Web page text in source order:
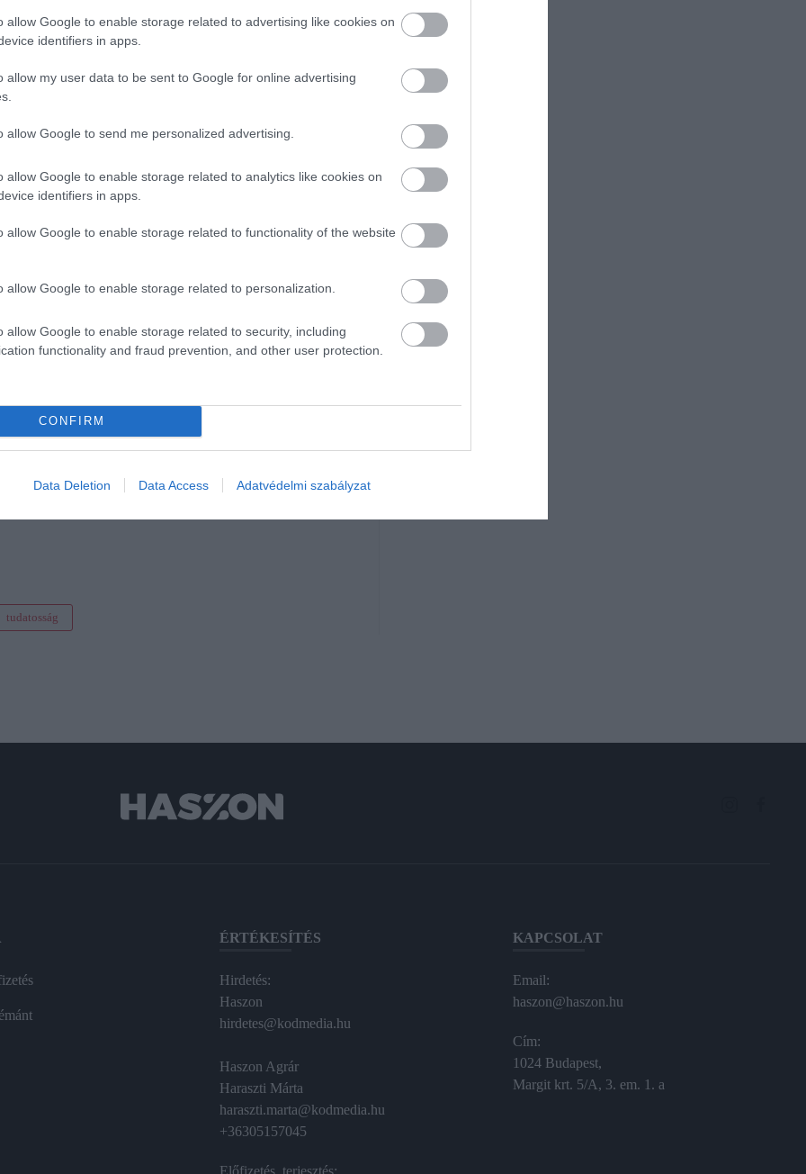
allow Google to enable storage related to advertising like cookies on
identifiers in apps.
allow my user data to be sent to Google for online advertising
allow Google to send me personalized advertising.
allow Google to enable storage related to analytics like cookies on
identifiers in apps.
allow Google to enable storage related to functionality of the website
allow Google to enable storage related to personalization.
allow Google to enable storage related to security, including
functionality and fraud prevention, and other user protection.
CONFIRM
Data Deletion Data Access Adatvédelmi szabályzat
és az árfolyam-ingadozás is nehezíti a tervezést – az
már hónapokkal korábban ismertek legyenek.
utazástervezés pénzügyileg is megtérül. Az előfoglalási
árgaranciával, ami kizárja az utólagos drágulást.
utazások előtt kezdődnek, így a befizetett előleg után a
A korábban oly népszerű last minute ajánlatok ezzel
kedvezmények sem garantáltak. Az előfoglalás tehát ma
a pénzügyi tervezés szempontjait is figyelembe veszi.
át kérik előlegként, ugyanakkor számolnak azzal, hogy
módosítási lehetőséget biztosítanak az úti céltól
előttig. Nem kell félnünk, hogy a részvételi díjak
utak ára fix, akkor is ugyanannyit fizetünk, ha közben
biztonságot keresik, a rögzített ár és az ingyenes
különösen fontos szerepet játszanak. Az olyan
utazhat”, nemcsak kedves gesztusok, hanem a
gyermekutazás lehetővé teszi, hogy a családok a
fordítsák.
tudatosság
ÉRTÉKESÍTÉS
Hirdetés:
Haszon
hirdetes@kodmedia.hu
Haszon Agrár
Haraszti Márta
haraszti.marta@kodmedia.hu
+36305157045
KAPCSOLAT
Email:
haszon@haszon.hu
Cím:
1024 Budapest,
Margit krt. 5/A, 3. em. 1. a